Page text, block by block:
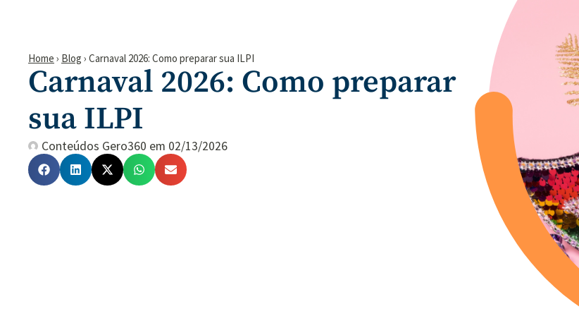
Home › Blog › Carnaval 2026: Como preparar sua ILPI
Carnaval 2026: Como preparar
sua ILPI
Conteúdos Gero360 em 02/13/2026